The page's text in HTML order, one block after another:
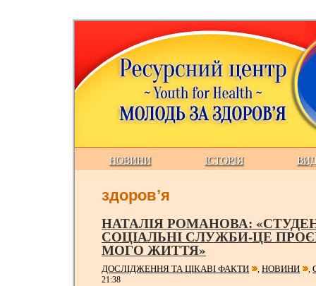
НОВИНИ ІСТОРІЯ
здоров’я
НАТАЛІЯ РОМАНОВА:
СОЦІАЛЬНІ СЛУЖБИ-ЦЕ
МОГО ЖИТТЯ»
ДОСЛІДЖЕННЯ ТА ЦІКАВІ ФАКТИ , НОВИНИ ,
21:38